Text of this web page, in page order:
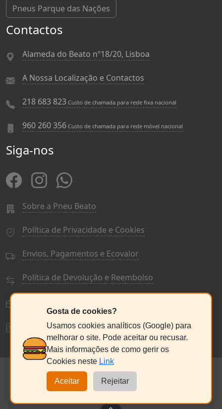
Pneus Parque das Nações
Contactos
Alameda do Beato nº18/20, Lisboa
A Nossa Localização e Contactos
218 683 823 Custo de chamada para rede fixa nacional
960 260 356 Custo de chamada para rede móvel nacional
Siga-nos
Sobre a Pneu Beato
Política de Privacidade e Cookies
Envios, Pagamentos e Ecovalor
Política de Devolução e Reembolso
Livro de Reclamações
© PneuBeato 2025de Alberto Alexandre Silva Alves
NC:235076686
Seg a Sex:9:30 - 13:00 / 14:30 - 18:00
- 13:00
Gosta de cookies?
Usamos cookies analíticos (Google) para
melhorar o site. Pode aceitar ou recusar.
Mais informações de como gerir os
Cookies neste Link
Aceitar Rejeitar